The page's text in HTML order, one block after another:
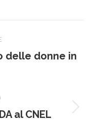
delle donne in
al CNEL